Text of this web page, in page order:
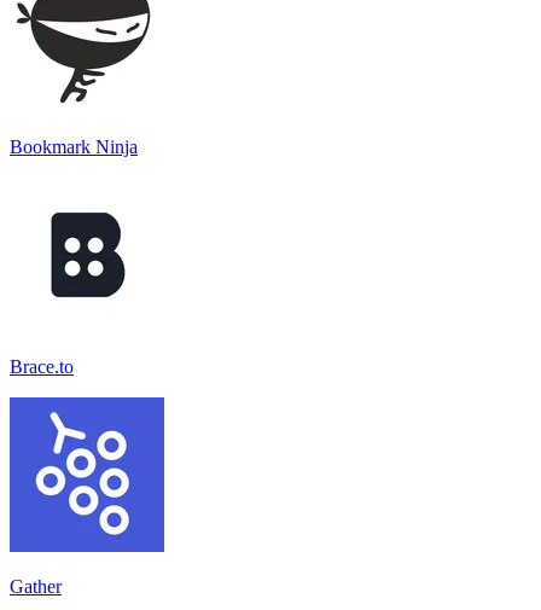
Bookmark Ninja
Brace.to
Gather